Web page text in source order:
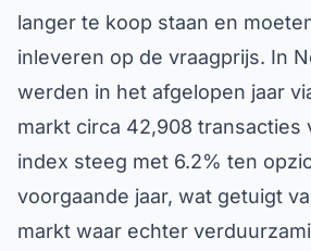
langer te koop staan en
inleveren op de vraagprijs. In
werden in het afgelopen jaar
markt circa 42,908 transacties
index steeg met 6.2% ten
voorgaande jaar, wat getuigt
markt waar echter